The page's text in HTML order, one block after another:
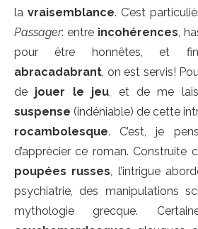
la vraisemblance. C’est
Passager: entre incohérences,
pour être honnêtes, et
abracadabrant, on est servis!
de jouer le jeu, et de me
suspense (indéniable) de cette
rocambolesque. C’est, je
d’apprécier ce roman. Construite
poupées russes, l’intrigue
psychiatrie, des manipulations
mythologie grecque.